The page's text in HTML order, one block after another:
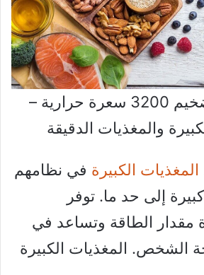
نظام غذائي للتضخيم 3200 سعرة حرارية –
والمغذيات الدقيقة
المغذيات الكبيرة في نظامهم
إلى حد ما. توفر
مقدار الطاقة وتساعد في
الشخص. المغذيات الكبيرة